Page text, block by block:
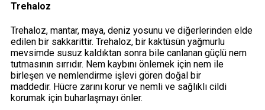
Trehaloz
Trehaloz, mantar, maya, deniz yosunu ve diğerlerinden elde
edilen bir sakkarittir. Trehaloz, bir kaktüsün yağmurlu
mevsimde susuz kaldıktan sonra bile canlanan güçlü nem
tutmasının sırrıdır. Nem kaybını önlemek için nem ile
birleşen ve nemlendirme işlevi gören doğal bir
maddedir. Hücre zarını korur ve nemli ve sağlıklı cildi
korumak için buharlaşmayı önler.